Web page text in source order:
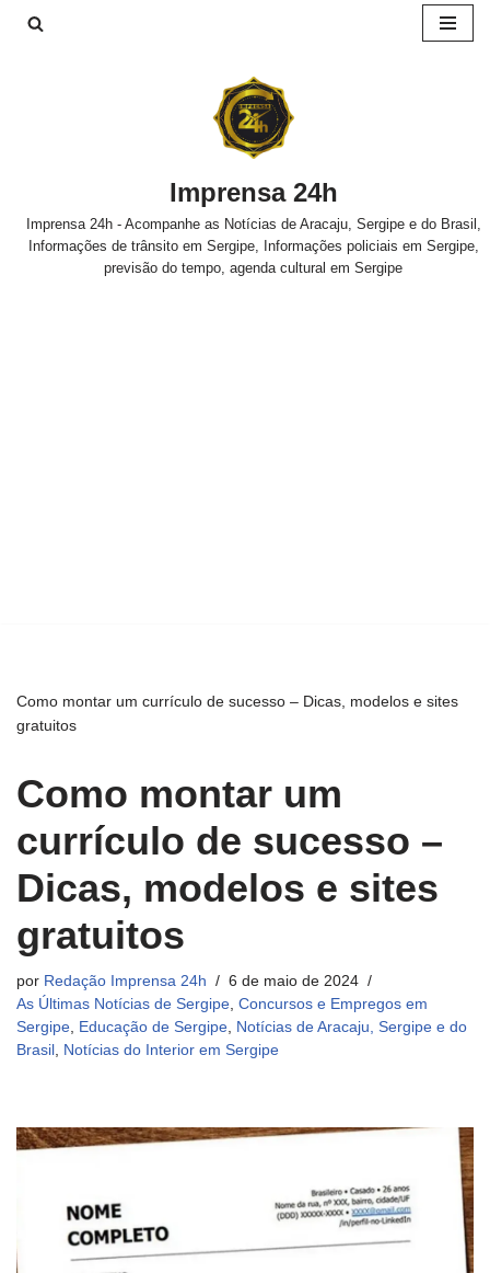
Imprensa 24h
Imprensa 24h - Acompanhe as Notícias de Aracaju, Sergipe e do Brasil,
Informações de trânsito em Sergipe, Informações policiais em Sergipe,
previsão do tempo, agenda cultural em Sergipe
Como montar um currículo de sucesso – Dicas, modelos e sites
gratuitos
Como montar um
currículo de sucesso –
Dicas, modelos e sites
gratuitos
por Redação Imprensa 24h
6 de maio de 2024
As Últimas Notícias de Sergipe, Concursos e Empregos em
Sergipe, Educação de Sergipe, Notícias de Aracaju, Sergipe e do
Brasil , Notícias do Interior em Sergipe